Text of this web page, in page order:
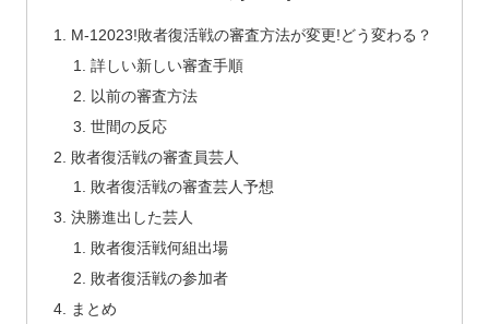
M-12023!敗者復活戦の審査方法が変更!どう変わる？
詳しい新しい審査手順
以前の審査方法
世間の反応
敗者復活戦の審査員芸人
敗者復活戦の審査芸人予想
決勝進出した芸人
敗者復活戦何組出場
敗者復活戦の参加者
まとめ